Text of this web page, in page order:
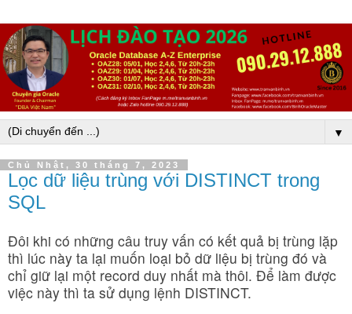
▼
Chủ Nhật, 30 tháng 7, 2023
Lọc dữ liệu trùng với DISTINCT trong
SQL
Đôi khi có những câu truy vấn có kết quả bị trùng lặp
thì lúc này ta lại muốn loại bỏ dữ liệu bị trùng đó và
chỉ giữ lại một record duy nhất mà thôi. Để làm được
việc này thì ta sử dụng lệnh DISTINCT.